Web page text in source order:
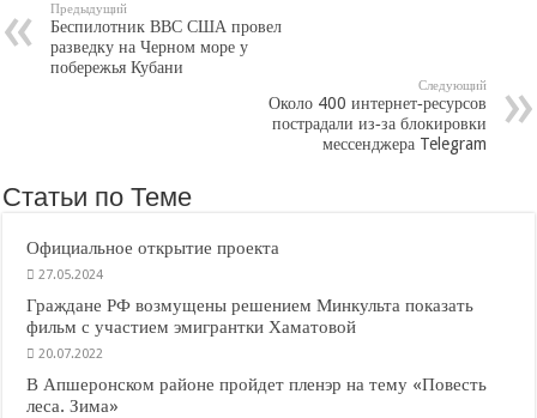
Предыдущий
Беспилотник ВВС США провел
разведку на Черном море у
побережья Кубани
Следующий
Около 400 интернет‐ресурсов
пострадали из‐за блокировки
мессенджера Telegram
Статьи по Теме
Официальное открытие проекта
27.05.2024
Граждане РФ возмущены решением Минкульта показать
фильм с участием эмигрантки Хаматовой
20.07.2022
В Апшеронском районе пройдет пленэр на тему «Повесть
леса. Зима»